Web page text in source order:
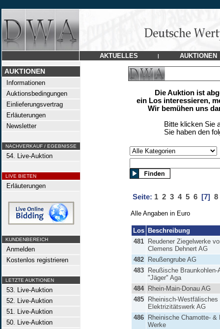
AKTUELLES | AUKTIONEN
AUKTIONEN
Informationen
Auktionsbedingungen
Einlieferungsvertrag
Erläuterungen
Newsletter
NACHVERKAUF / EGEBNISSE
54. Live-Auktion
LIVE BIETEN
Erläuterungen
KUNDENBEREICH
Anmelden
Kostenlos registrieren
LETZTE AUKTIONEN
53. Live-Auktion
52. Live-Auktion
51. Live-Auktion
50. Live-Auktion
Die Auktion ist
ein Los interessieren,
Wir bemühen uns
Bitte klicken Sie
Sie haben den
Seite: 1 2 3 4 5 6 [7] 8
Alle Angaben in Euro
Los Beschreibung
481
Reudener Ziegelwerke
Clemens Dehnert AG
482
Reußengrube AG
483
Reußische Braunkohlen-
"Jäger" Aga
484
Rhein-Main-Donau AG
485
Rheinisch-Westfälisches
Elektrizitätswerk AG
486
Rheinische Chamotte- &
Werke